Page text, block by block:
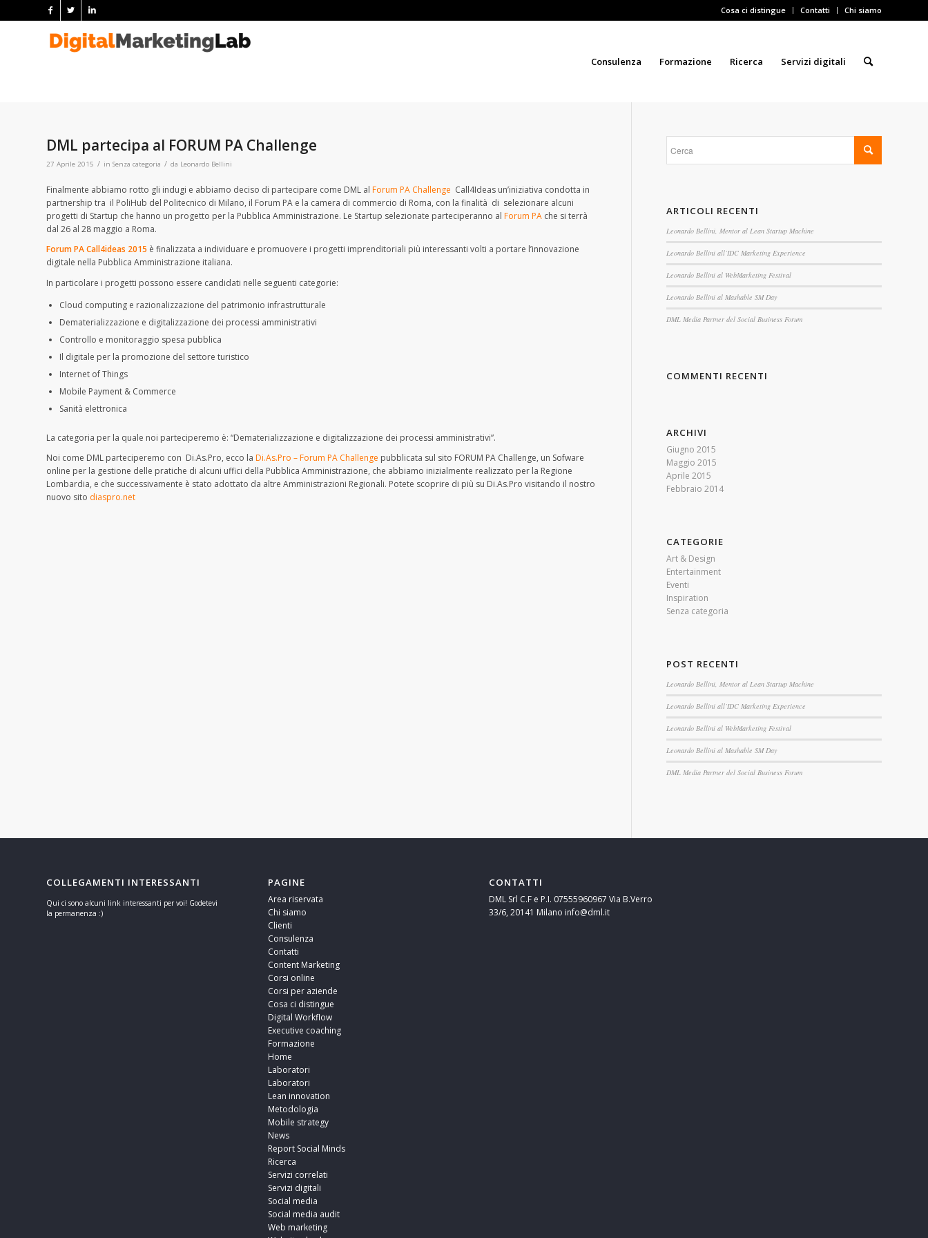
Cosa ci distingue Contatti Chi siamo
Consulenza Formazione Ricerca Servizi digitali
DML partecipa al FORUM PA Challenge
27 Aprile 2015 / in Senza categoria / da Leonardo Bellini
Finalmente abbiamo rotto gli indugi e abbiamo deciso di partecipare come DML al Forum PA Challenge Call4Ideas un’iniziativa condotta in
partnership tra il PoliHub del Politecnico di Milano, il Forum PA e la camera di commercio di Roma, con la finalità di selezionare alcuni
progetti di Startup che hanno un progetto per la Pubblica Amministrazione. Le Startup selezionate parteciperanno al Forum PA che si terrà
dal 26 al 28 maggio a Roma.
Forum PA Call4ideas 2015 è finalizzata a individuare e promuovere i progetti imprenditoriali più interessanti volti a portare l’innovazione
digitale nella Pubblica Amministrazione italiana.
In particolare i progetti possono essere candidati nelle seguenti categorie:
Cloud computing e razionalizzazione del patrimonio infrastrutturale
Dematerializzazione e digitalizzazione dei processi amministrativi
Controllo e monitoraggio spesa pubblica
Il digitale per la promozione del settore turistico
Internet of Things
Mobile Payment & Commerce
Sanità elettronica
La categoria per la quale noi parteciperemo è: “Dematerializzazione e digitalizzazione dei processi amministrativi”.
Noi come DML parteciperemo con Di.As.Pro, ecco la Di.As.Pro – Forum PA Challenge pubblicata sul sito FORUM PA Challenge, un Sofware
online per la gestione delle pratiche di alcuni uffici della Pubblica Amministrazione, che abbiamo inizialmente realizzato per la Regione
Lombardia, e che successivamente è stato adottato da altre Amministrazioni Regionali. Potete scoprire di più su Di.As.Pro visitando il nostro
nuovo sito diaspro.net
ARTICOLI RECENTI
Leonardo Bellini, Mentor al Lean Startup Machine
Leonardo Bellini all’IDC Marketing Experience
Leonardo Bellini al WebMarketing Festival
Leonardo Bellini al Mashable SM Day
DML Media Partner del Social Business Forum
COMMENTI RECENTI
ARCHIVI
Giugno 2015
Maggio 2015
Aprile 2015
Febbraio 2014
CATEGORIE
Art & Design
Entertainment
Eventi
Inspiration
Senza categoria
POST RECENTI
Leonardo Bellini, Mentor al Lean Startup Machine
Leonardo Bellini all’IDC Marketing Experience
Leonardo Bellini al WebMarketing Festival
Leonardo Bellini al Mashable SM Day
DML Media Partner del Social Business Forum
COLLEGAMENTI INTERESSANTI
Qui ci sono alcuni link interessanti per voi! Godetevi
la permanenza :)
PAGINE
Area riservata
Chi siamo
Clienti
Consulenza
Contatti
Content Marketing
Corsi online
Corsi per aziende
Cosa ci distingue
Digital Workflow
Executive coaching
Formazione
Home
Laboratori
Laboratori
Lean innovation
Metodologia
Mobile strategy
News
Report Social Minds
Ricerca
Servizi correlati
Servizi digitali
Social media
Social media audit
Web marketing
CONTATTI
DML Srl C.F e P.I. 07555960967 Via B.Verro
33/6, 20141 Milano info@dml.it